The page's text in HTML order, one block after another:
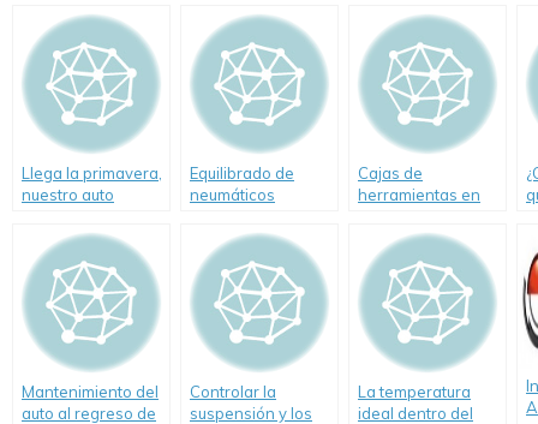
Llega la primavera,
nuestro auto
Equilibrado de
neumáticos
Cajas de
herramientas en
elemento más de
seguridad
Mantenimiento del
auto al regreso de
Controlar la
suspensión y los
La temperatura
ideal dentro del